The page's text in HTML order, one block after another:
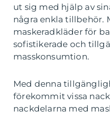
ut sig med hjälp av
några enkla tillbehör.
maskeradkläder för
sofistikerade och
masskonsumtion.
Med denna
förekommit vissa
nackdelarna med